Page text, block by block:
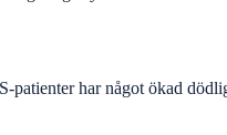
patienter har något ökad